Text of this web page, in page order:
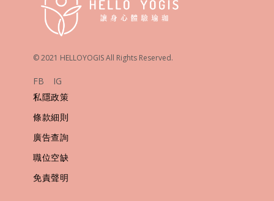
© 2021 HELLOYOGIS All Rights Reserved.
FB
IG
私隱政策
條款細則
廣告查詢
職位空缺
免責聲明